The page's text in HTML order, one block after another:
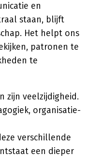
en
staan, blijft
Het helpt ons
patronen te
te
zijn veelzijdigheid.
organisatie-
verschillende
een dieper